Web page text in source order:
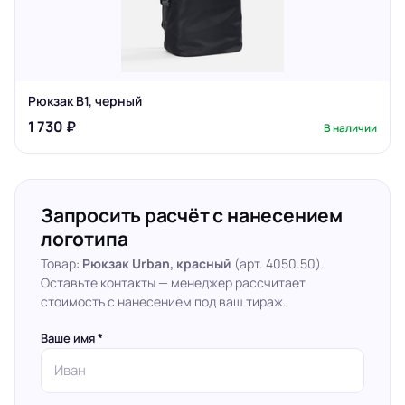
Рюкзак B1, черный
1 730 ₽ В наличии
Запросить расчёт с нанесением
логотипа
Товар: Рюкзак Urban, красный (арт. 4050.50).
Оставьте контакты — менеджер рассчитает
стоимость с нанесением под ваш тираж.
Ваше имя *